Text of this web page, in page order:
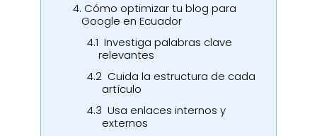
4. Cómo optimizar tu blog para
Google en Ecuador
4.1 Investiga palabras clave
relevantes
4.2Cuida la estructura de cada
artículo
4.3 Usa enlaces internos y
externos